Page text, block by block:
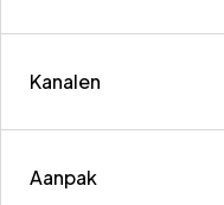
Kanalen
Aanpak